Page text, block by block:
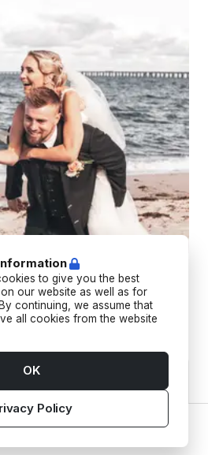
med drømmende fotografi, der
livets store øjeblikke.
to give you the best
our website as well as for
continuing, we assume that
all cookies from the website
Policy
OK